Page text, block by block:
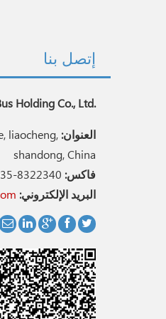
إتصل بنا
Holding Co., Ltd.
العنوان: liaocheng,
shandong, China
فاكس: 8322340
البريد الإلكتروني: